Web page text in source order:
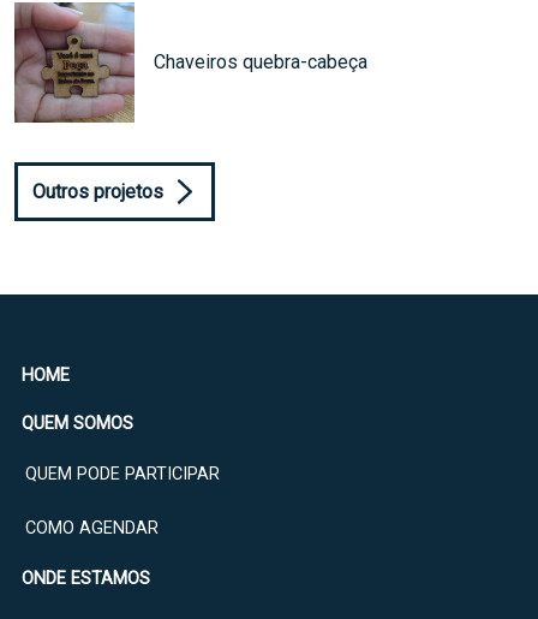
Chaveiros quebra-cabeça
Outros projetos
HOME
QUEM SOMOS
QUEM PODE PARTICIPAR
COMO AGENDAR
ONDE ESTAMOS